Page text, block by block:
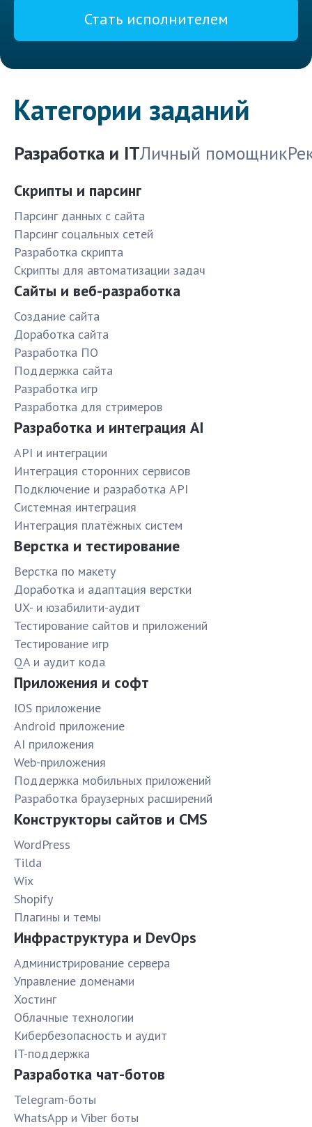
Стать исполнителем
Категории заданий
Разработка и ITЛичный помощник
Скрипты и парсинг
Парсинг данных с сайта
Парсинг соцальных сетей
Разработка скрипта
Скрипты для автоматизации задач
Сайты и веб-разработка
Создание сайта
Доработка сайта
Разработка ПО
Поддержка сайта
Разработка игр
Разработка для стримеров
Разработка и интеграция AI
API и интеграции
Интеграция сторонних сервисов
Подключение и разработка API
Системная интеграция
Интеграция платёжных систем
Верстка и тестирование
Верстка по макету
Доработка и адаптация верстки
UX- и юзабилити-аудит
Тестирование сайтов и приложений
Тестирование игр
QA и аудит кода
Приложения и софт
IOS приложение
Android приложение
AI приложения
Web-приложения
Поддержка мобильных приложений
Разработка браузерных расширений
Конструкторы сайтов и CMS
WordPress
Tilda
Wix
Shopify
Плагины и темы
Инфраструктура и DevOps
Администрирование сервера
Управление доменами
Хостинг
Облачные технологии
Кибербезопасность и аудит
IT-поддержка
Разработка чат-ботов
Telegram-боты
WhatsApp и Viber боты